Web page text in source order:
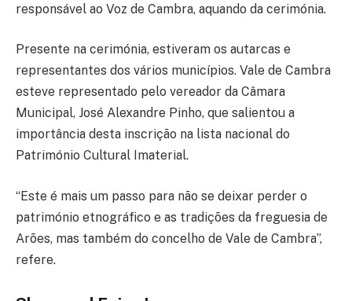
responsável ao Voz de Cambra, aquando da cerimónia.
Presente na cerimónia, estiveram os autarcas e
representantes dos vários municípios. Vale de Cambra
esteve representado pelo vereador da Câmara
Municipal, José Alexandre Pinho, que salientou a
importância desta inscrição na lista nacional do
Património Cultural Imaterial.
“Este é mais um passo para não se deixar perder o
património etnográfico e as tradições da freguesia de
Arões, mas também do concelho de Vale de Cambra”,
refere.